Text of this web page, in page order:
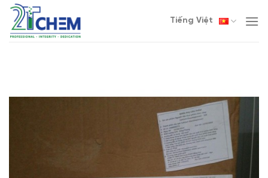
Skip
content
Tiếng Việt